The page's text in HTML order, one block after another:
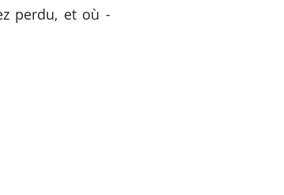
perdu, et où -